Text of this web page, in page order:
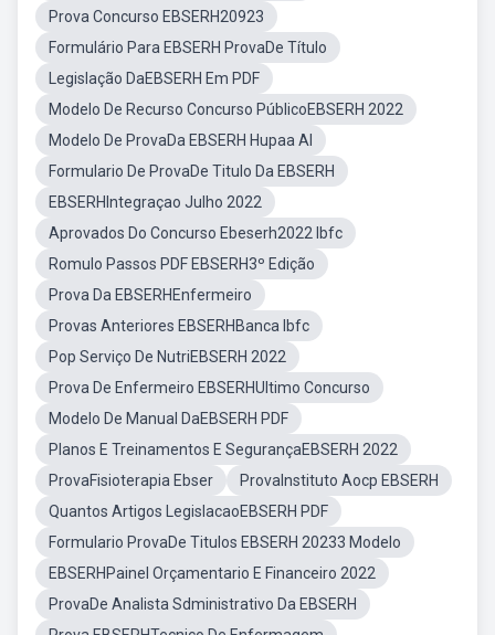
Prova Concurso EBSERH20923
Formulário Para EBSERH ProvaDe Título
Legislação DaEBSERH Em PDF
Modelo De Recurso Concurso PúblicoEBSERH 2022
Modelo De ProvaDa EBSERH Hupaa Al
Formulario De ProvaDe Titulo Da EBSERH
EBSERHIntegraçao Julho 2022
Aprovados Do Concurso Ebeserh2022 Ibfc
Romulo Passos PDF EBSERH3º Edição
Prova Da EBSERHEnfermeiro
Provas Anteriores EBSERHBanca Ibfc
Pop Serviço De NutriEBSERH 2022
Prova De Enfermeiro EBSERHUltimo Concurso
Modelo De Manual DaEBSERH PDF
Planos E Treinamentos E SegurançaEBSERH 2022
ProvaFisioterapia Ebser
ProvaInstituto Aocp EBSERH
Quantos Artigos LegislacaoEBSERH PDF
Formulario ProvaDe Titulos EBSERH 20233 Modelo
EBSERHPainel Orçamentario E Financeiro 2022
ProvaDe Analista Sdministrativo Da EBSERH